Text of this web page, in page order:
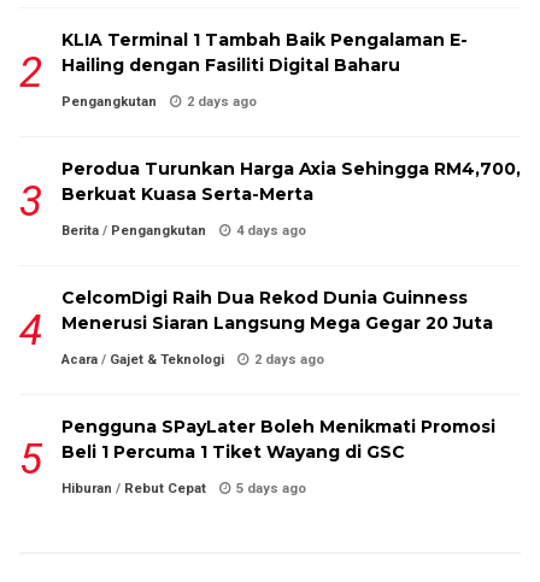
KLIA Terminal 1 Tambah Baik Pengalaman E-
Hailing dengan Fasiliti Digital Baharu
Pengangkutan 2 days ago
Perodua Turunkan Harga Axia Sehingga RM4,700,
Berkuat Kuasa Serta-Merta
Berita / Pengangkutan 4 days ago
CelcomDigi Raih Dua Rekod Dunia Guinness
Menerusi Siaran Langsung Mega Gegar 20 Juta
Acara / Gajet & Teknologi 2 days ago
Pengguna SPayLater Boleh Menikmati Promosi
Beli 1 Percuma 1 Tiket Wayang di GSC
Hiburan / Rebut Cepat 5 days ago